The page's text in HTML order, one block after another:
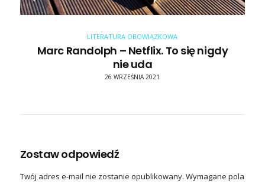
LITERATURA OBOWIĄZKOWA
Marc Randolph – Netflix. To się nigdy
nie uda
26 WRZEŚNIA 2021
Zostaw odpowiedź
Twój adres e-mail nie zostanie opublikowany. Wymagane pola